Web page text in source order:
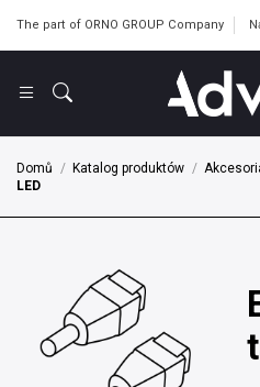
The part of ORNO GROUP Company
Domů Katalog produktów
LED